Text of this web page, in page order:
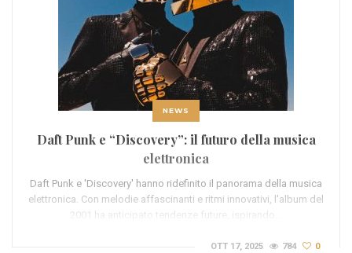
NEWS
Daft Punk e “Discovery”: il futuro della musica
elettronica
Daft Punk e 'Discovery' hanno ridefinito il panorama della musica
elettronica. Con melodie affascinanti e ritmi innovativi, l'album del
2001 ha anticipato tendenze future, ispirando…
OTT 17, 2025 784 0